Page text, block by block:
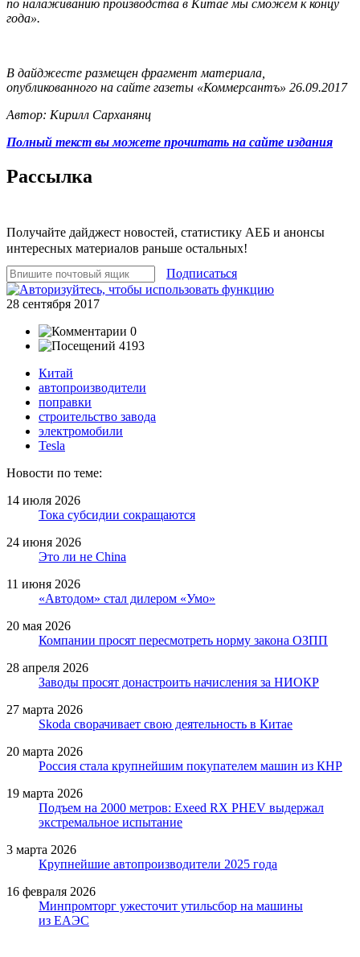
по налаживанию производства в Китае мы сможем к концу
года».
В дайджесте размещен фрагмент материала,
опубликованного на сайте газеты «Коммерсантъ» 26.09.2017
Автор: Кирилл Сарханянц
Полный текст вы можете прочитать на сайте издания
Рассылка
Получайте дайджест новостей, статистику АЕБ и анонсы
интересных материалов раньше остальных!
Подписаться
28 сентября 2017
0
4193
Китай
автопроизводители
поправки
строительство завода
электромобили
Tesla
Новости по теме:
14 июля 2026
Тока субсидии сокращаются
24 июня 2026
Это ли не China
11 июня 2026
«Автодом» стал дилером «Умо»
20 мая 2026
Компании просят пересмотреть норму закона ОЗПП
28 апреля 2026
Заводы просят донастроить начисления за НИОКР
27 марта 2026
Skoda сворачивает свою деятельность в Китае
20 марта 2026
Россия стала крупнейшим покупателем машин из КНР
19 марта 2026
Подъем на 2000 метров: Exeed RX PHEV выдержал
экстремальное испытание
3 марта 2026
Крупнейшие автопроизводители 2025 года
16 февраля 2026
Минпромторг ужесточит утильсбор на машины
из ЕАЭС